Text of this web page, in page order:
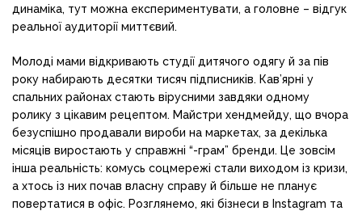
динаміка, тут можна експериментувати, а головне – відгук
реальної аудиторії миттєвий.
Молоді мами відкривають студії дитячого одягу й за пів
року набирають десятки тисяч підписників. Кав’ярні у
спальних районах стають вірусними завдяки одному
ролику з цікавим рецептом. Майстри хендмейду, що вчора
безуспішно продавали вироби на маркетах, за декілька
місяців виростають у справжні “-грам” бренди. Це зовсім
інша реальність: комусь соцмережі стали виходом із кризи,
а хтось із них почав власну справу й більше не планує
повертатися в офіс. Розглянемо, які бізнеси в Instagram та